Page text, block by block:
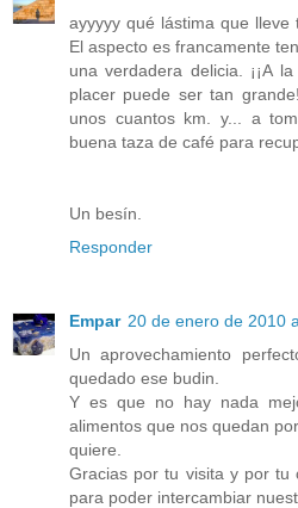
ayyyyy qué lástima que lleve
El aspecto es francamente
una verdadera delicia. ¡¡A
placer puede ser tan
unos cuantos km. y... a
buena taza de café para
Un besín.
Responder
Empar 20 de enero de 2010
Un aprovechamiento
quedado ese budin.
Y es que no hay nada
alimentos que nos quedan
quiere.
Gracias por tu visita y por tu
para poder intercambiar